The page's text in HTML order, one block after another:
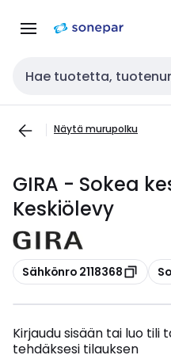
navigointiinsisältöön
Haku
Näytä murupolku
GIRA - Sokea
Keskiölevy
Kopioi
Sähkönro 2118368
Kirjaudu sisään tai luo tili
tehdäksesi tilauksen